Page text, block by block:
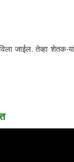
जाईल. तेव्हा